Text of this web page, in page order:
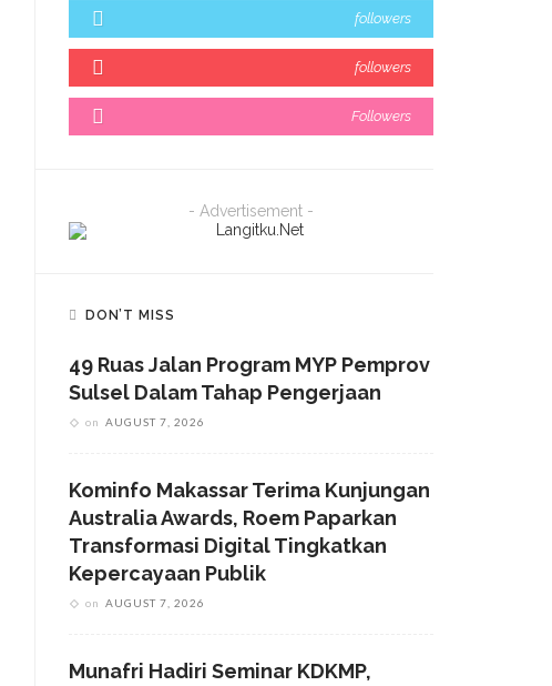
followers
followers
Followers
- Advertisement -
DON’T MISS
49 Ruas Jalan Program MYP Pemprov
Sulsel Dalam Tahap Pengerjaan
on AUGUST 7, 2026
Kominfo Makassar Terima Kunjungan
Australia Awards, Roem Paparkan
Transformasi Digital Tingkatkan
Kepercayaan Publik
on AUGUST 7, 2026
Munafri Hadiri Seminar KDKMP,